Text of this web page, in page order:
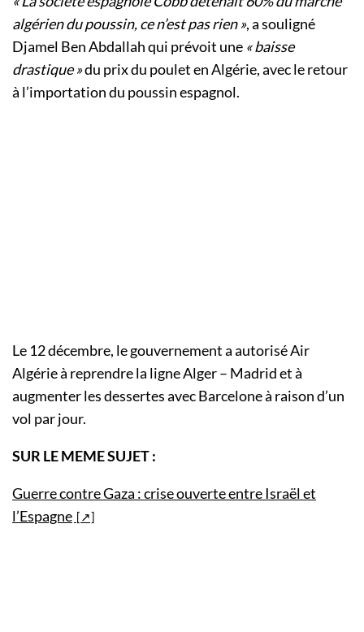
algérien du poussin, ce n’est pas rien », a souligné
Djamel Ben Abdallah qui prévoit une « baisse
drastique »du prix du poulet en Algérie, avec le retour
à l’importation du poussin espagnol.
Le 12 décembre, le gouvernement a autorisé Air
Algérie à reprendre la ligne Alger – Madrid et à
augmenter les dessertes avec Barcelone à raison d’un
vol par jour.
SUR LE MEME SUJET :
Guerre contre Gaza : crise ouverte entre Israël et
l’Espagne